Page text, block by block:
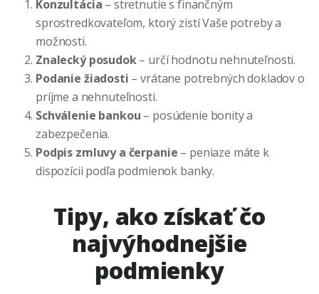
Konzultácia – stretnutie s finančným
sprostredkovateľom, ktorý zistí Vaše potreby a
možnosti.
Znalecký posudok– určí hodnotu nehnuteľnosti.
Podanie žiadosti – vrátane potrebných dokladov o
príjme a nehnuteľnosti.
Schválenie bankou – posúdenie bonity a
zabezpečenia.
Podpis zmluvy a čerpanie – peniaze máte k
dispozícii podľa podmienok banky.
Tipy, ako získať čo
najvýhodnejšie
podmienky